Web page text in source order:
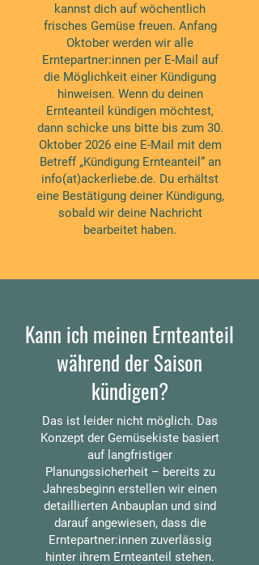
kannst dich auf wöchentlich
frisches Gemüse freuen. Anfang
Oktober werden wir alle
Erntepartner:innen per E-Mail auf
die Möglichkeit einer Kündigung
hinweisen. Wenn du deinen
Ernteanteil kündigen möchtest,
dann schicke uns bitte bis zum 30.
Oktober 2026 eine E-Mail mit dem
Betreff „Kündigung Ernteanteil“ an
info(at)ackerliebe.de. Du erhältst
eine Bestätigung deiner Kündigung,
sobald wir deine Nachricht
bearbeitet haben.
Kann ich meinen Ernteanteil
während der Saison
kündigen?
Das ist leider nicht möglich. Das
Konzept der Gemüsekiste basiert
auf langfristiger
Planungssicherheit – bereits zu
Jahresbeginn erstellen wir einen
detaillierten Anbauplan und sind
darauf angewiesen, dass die
Erntepartner:innen zuverlässig
hinter ihrem Ernteanteil stehen.